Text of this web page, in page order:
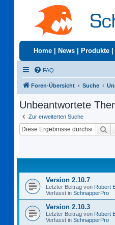
Home News Produkte
FAQ
Foren-Übersicht Suche
Unbeantwortete
Zur erweiterten Suche
Version 2.10.7
Letzter Beitrag von Robert
Verfasst in SchnapperPro
Version 2.10.3
Letzter Beitrag von Robert
Verfasst in SchnapperPro